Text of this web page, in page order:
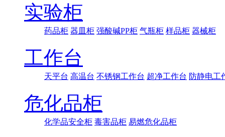
实验柜
药品柜 器皿柜 强酸碱PP柜 气瓶柜 样品柜 器械柜
工作台
天平台 高温台 不锈钢工作台 超净工作台 防静电工
危化品柜
化学品安全柜 毒害品柜 易燃危化品柜